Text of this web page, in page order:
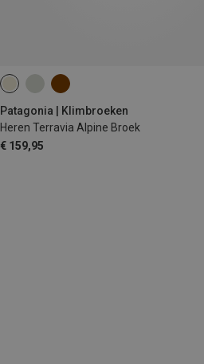
Patagonia | Klimbroeken
Heren Terravia Alpine Broek
€ 159,95